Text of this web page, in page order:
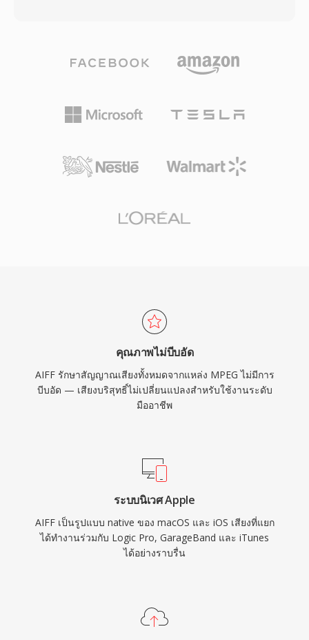
I/P/B วิธีการประมาณการเคลื่อนไหว และการเข้า
รหัสแปลงแบบบล็อก สร้างแบบแผนสถาปัตยกรรมที่
ตาม ตั้งแต่ MPEG-2 จนถึง H.264 และหลังจากนั้น
นาน MPEG-1 ยังคงได้รับการรองรับจากซอฟต์แวร์
สื่อแทบทั้งหมด
มืออาชีพบน macOS มักพึ่งพา AIFF เนื่องจากรับ
ตอนของการตัดต่อและมาสเตอริง จุดเด่นสำคัญคือ
ไม่มีการสูญเสียคุณภาพจากการบันทึกซ้ำ: ต่างจาก
สัญญาณเสื่อม อีกจุดแข็งคือการผสานรวมอย่างราบ
รูปแบบทำงานดั้งเดิม คอนเทนเนอร์รองรับอัตราสุ่ม
ประสิทธิภาพพื้นที่จัดเก็บ AIFF ยังคงเป็นทางเลือกที่
เชื่อถือได้ในอุตสาหกรรมการบันทึกเสียง
คุณภาพไม่บีบอัด
AIFF รักษาสัญญาณเสียงทั้งหมดจากแหล่ง MPEG ไม่มีการ
บีบอัด — เสียงบริสุทธิ์ไม่เปลี่ยนแปลงสำหรับใช้งานระดับ
มืออาชีพ
ระบบนิเวศ Apple
AIFF เป็นรูปแบบ native ของ macOS และ iOS เสียงที่แยก
ได้ทำงานร่วมกับ Logic Pro, GarageBand และ iTunes
ได้อย่างราบรื่น